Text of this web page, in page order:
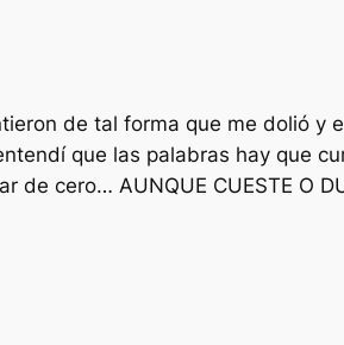
de tal forma que me dolió y
que las palabras hay que
de cero… AUNQUE CUESTE O